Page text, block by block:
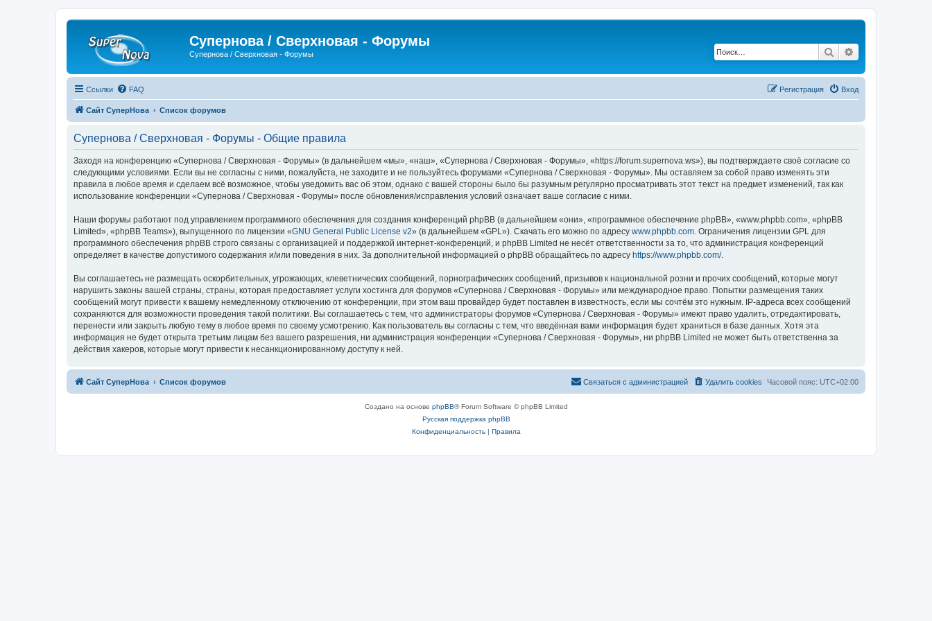
Супернова / Сверхновая - Форумы
Супернова / Сверхновая - Форумы Поиск
Ссылки FAQ Вход
Регистрация
Сайт СуперНова Список форумов
Супернова / Сверхновая - Форумы - Общие правила
Заходя на конференцию «Супернова / Сверхновая - Форумы» (в дальнейшем «мы», «наш», «Супернова / Сверхновая - Форумы», «https://forum.supernova.ws»), вы подтверждаете своё согласие со
следующими условиями. Если вы не согласны с ними, пожалуйста, не заходите и не пользуйтесь форумами «Супернова / Сверхновая - Форумы». Мы оставляем за собой право изменять эти
правила в любое время и сделаем всё возможное, чтобы уведомить вас об этом, однако с вашей стороны было бы разумным регулярно просматривать этот текст на предмет изменений, так как
использование конференции «Супернова / Сверхновая - Форумы» после обновления/исправления условий означает ваше согласие с ними.
Наши форумы работают под управлением программного обеспечения для создания конференций phpBB (в дальнейшем «они», «программное обеспечение phpBB», «www.phpbb.com», «phpBB
Limited», «phpBB Teams»), выпущенного по лицензии «GNU General Public License v2» (в дальнейшем «GPL»). Скачать его можно по адресу www.phpbb.com . Ограничения лицензии GPL для
программного обеспечения phpBB строго связаны с организацией и поддержкой интернет-конференций, и phpBB Limited не несёт ответственности за то, что администрация конференций
определяет в качестве допустимого содержания и/или поведения в них. За дополнительной информацией о phpBB обращайтесь по адресу https://www.phpbb.com/.
Вы соглашаетесь не размещать оскорбительных, угрожающих, клеветнических сообщений, порнографических сообщений, призывов к национальной розни и прочих сообщений, которые могут
нарушить законы вашей страны, страны, которая предоставляет услуги хостинга для форумов «Супернова / Сверхновая - Форумы» или международное право. Попытки размещения таких
сообщений могут привести к вашему немедленному отключению от конференции, при этом ваш провайдер будет поставлен в известность, если мы сочтём это нужным. IP-адреса всех сообщений
сохраняются для возможности проведения такой политики. Вы соглашаетесь с тем, что администраторы форумов «Супернова / Сверхновая - Форумы» имеют право удалить, отредактировать,
перенести или закрыть любую тему в любое время по своему усмотрению. Как пользователь вы согласны с тем, что введённая вами информация будет храниться в базе данных. Хотя эта
информация не будет открыта третьим лицам без вашего разрешения, ни администрация конференции «Супернова / Сверхновая - Форумы», ни phpBB Limited не может быть ответственна за
действия хакеров, которые могут привести к несанкционированному доступу к ней.
Сайт СуперНова Список форумов Часовой пояс: UTC+02:00
Удалить cookies
Связаться с администрацией
Создано на основе phpBB® Forum Software © phpBB Limited
Русская поддержка phpBB
Конфиденциальность| Правила